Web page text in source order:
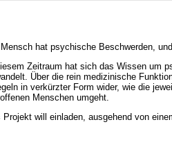
hat psychische Beschwerden,
Zeitraum hat sich das Wissen um
Über die rein medizinische
in verkürzter Form wider, wie die
Menschen umgeht.
Projekt will einladen, ausgehend von